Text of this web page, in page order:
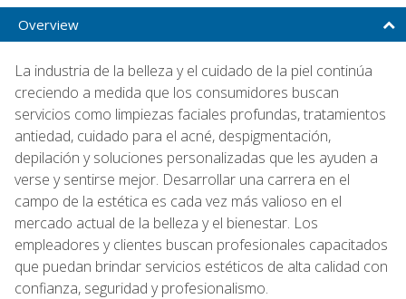
Overview
La industria de la belleza y el cuidado de la piel continúa
creciendo a medida que los consumidores buscan
servicios como limpiezas faciales profundas, tratamientos
antiedad, cuidado para el acné, despigmentación,
depilación y soluciones personalizadas que les ayuden a
verse y sentirse mejor. Desarrollar una carrera en el
campo de la estética es cada vez más valioso en el
mercado actual de la belleza y el bienestar. Los
empleadores y clientes buscan profesionales capacitados
que puedan brindar servicios estéticos de alta calidad con
confianza, seguridad y profesionalismo.